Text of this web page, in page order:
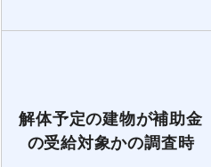
解体予定の建物が補助金
の受給対象かの調査時